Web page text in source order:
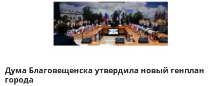
Дума Благовещенска утвердила новый генплан
города